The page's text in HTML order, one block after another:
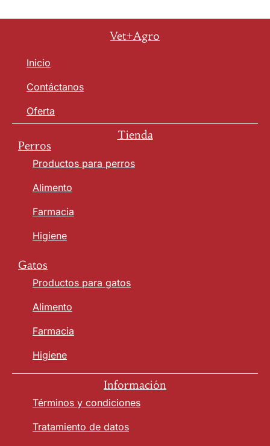
Vet+Agro
Inicio
Contáctanos
Oferta
Tienda
Perros
Productos para perros
Alimento
Farmacia
Higiene
Gatos
Productos para gatos
Alimento
Farmacia
Higiene
Información
Términos y condiciones
Tratamiento de datos